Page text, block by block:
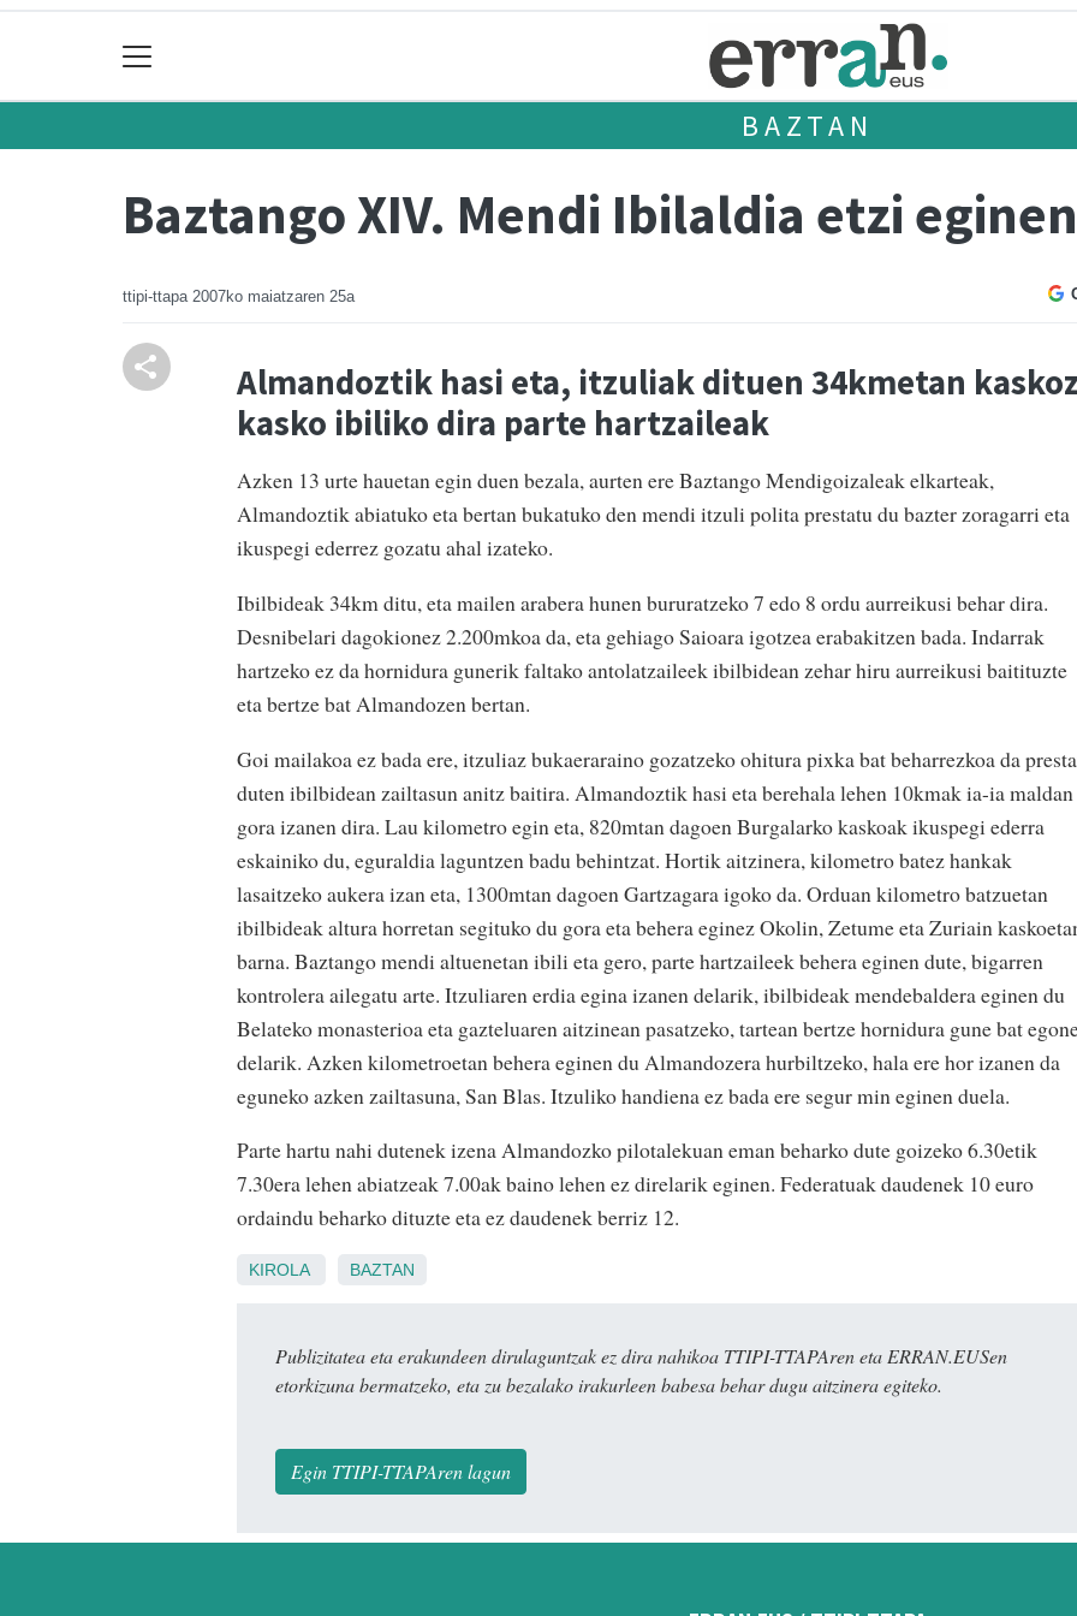
BAZTAN
Baztango XIV. Mendi Ibilaldia etzi
ttipi-ttapa 2007ko maiatzaren 25a
Almandoztik hasi eta, itzuliak dituen 34kmetan kaskoz
kasko ibiliko dira parte hartzaileak
Azken 13 urte hauetan egin duen bezala, aurten ere Baztango Mendigoizaleak elkarteak,
Almandoztik abiatuko eta bertan bukatuko den mendi itzuli polita prestatu du bazter zoragarri eta
ikuspegi ederrez gozatu ahal izateko.
Ibilbideak 34km ditu, eta mailen arabera hunen bururatzeko 7 edo 8 ordu aurreikusi behar dira.
Desnibelari dagokionez 2.200mkoa da, eta gehiago Saioara igotzea erabakitzen bada. Indarrak
hartzeko ez da hornidura gunerik faltako antolatzaileek ibilbidean zehar hiru aurreikusi baitituzte
eta bertze bat Almandozen bertan.
Goi mailakoa ez bada ere, itzuliaz bukaeraraino gozatzeko ohitura pixka bat beharrezkoa da
duten ibilbidean zailtasun anitz baitira. Almandoztik hasi eta berehala lehen 10kmak ia-ia maldan
gora izanen dira. Lau kilometro egin eta, 820mtan dagoen Burgalarko kaskoak ikuspegi ederra
eskainiko du, eguraldia laguntzen badu behintzat. Hortik aitzinera, kilometro batez hankak
lasaitzeko aukera izan eta, 1300mtan dagoen Gartzagara igoko da. Orduan kilometro batzuetan
ibilbideak altura horretan segituko du gora eta behera eginez Okolin, Zetume eta Zuriain
barna. Baztango mendi altuenetan ibili eta gero, parte hartzaileek behera eginen dute, bigarren
kontrolera ailegatu arte. Itzuliaren erdia egina izanen delarik, ibilbideak mendebaldera eginen du
Belateko monasterioa eta gazteluaren aitzinean pasatzeko, tartean bertze hornidura gune bat
delarik. Azken kilometroetan behera eginen du Almandozera hurbiltzeko, hala ere hor izanen da
eguneko azken zailtasuna, San Blas. Itzuliko handiena ez bada ere segur min eginen duela.
Parte hartu nahi dutenek izena Almandozko pilotalekuan eman beharko dute goizeko 6.30etik
7.30era lehen abiatzeak 7.00ak baino lehen ez direlarik eginen. Federatuak daudenek 10 euro
ordaindu beharko dituzte eta ez daudenek berriz 12.
KIROLA BAZTAN
Publizitatea eta erakundeen dirulaguntzak ez dira nahikoa TTIPI-TTAPAren eta ERRAN.EUSen
etorkizuna bermatzeko, eta zu bezalako irakurleen babesa behar dugu aitzinera egiteko.
Egin TTIPI-TTAPAren lagun